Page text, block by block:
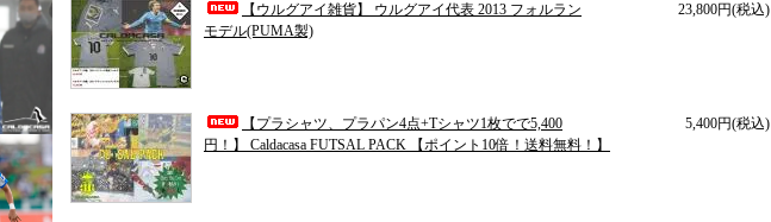
23,800円(税込)
【ウルグアイ雑貨】 ウルグアイ代表 2013 フォルラン
モデル(PUMA製)
5,400円(税込)
【プラシャツ、プラパン4点+Tシャツ1枚でで5,400
円！】 Caldacasa FUTSAL PACK 【ポイント10倍！送料無料！】